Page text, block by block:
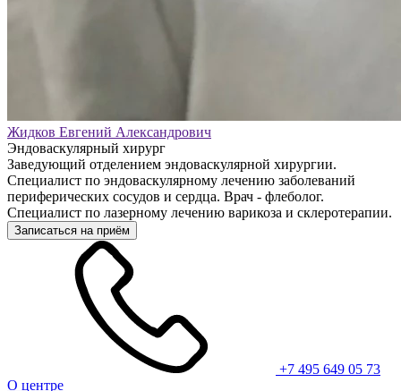
Жидков Евгений Александрович
Эндоваскулярный хирург
Заведующий отделением эндоваскулярной хирургии.
Специалист по эндоваскулярному лечению заболеваний
периферических сосудов и сердца. Врач - флеболог.
Специалист по лазерному лечению варикоза и склеротерапии.
Записаться на приём
+7 495 649 05 73
О центре